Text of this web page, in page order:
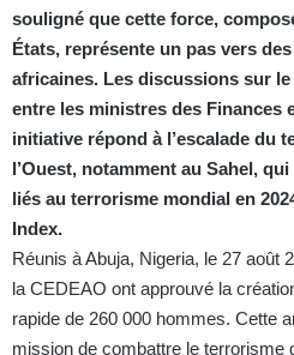
souligné que cette force,
États, représente un pas vers
africaines. Les discussions sur
entre les ministres des Finances
initiative répond à l’escalade du
l’Ouest, notamment au Sahel,
liés au terrorisme mondial en
Index.
Réunis à Abuja, Nigeria, le 27 août
la CEDEAO ont approuvé la
rapide de 260 000 hommes. Cette
mission de combattre le terrorisme